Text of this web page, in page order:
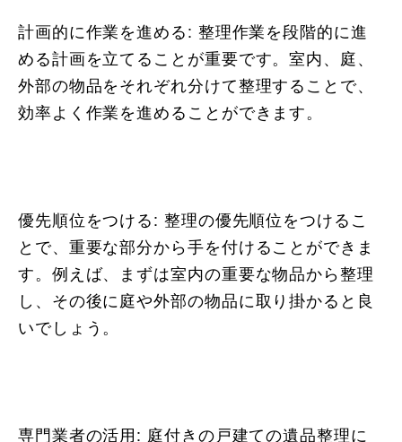
計画的に作業を進める: 整理作業を段階的に進
める計画を立てることが重要です。室内、庭、
外部の物品をそれぞれ分けて整理することで、
効率よく作業を進めることができます。
優先順位をつける: 整理の優先順位をつけるこ
とで、重要な部分から手を付けることができま
す。例えば、まずは室内の重要な物品から整理
し、その後に庭や外部の物品に取り掛かると良
いでしょう。
専門業者の活用: 庭付きの戸建ての遺品整理に